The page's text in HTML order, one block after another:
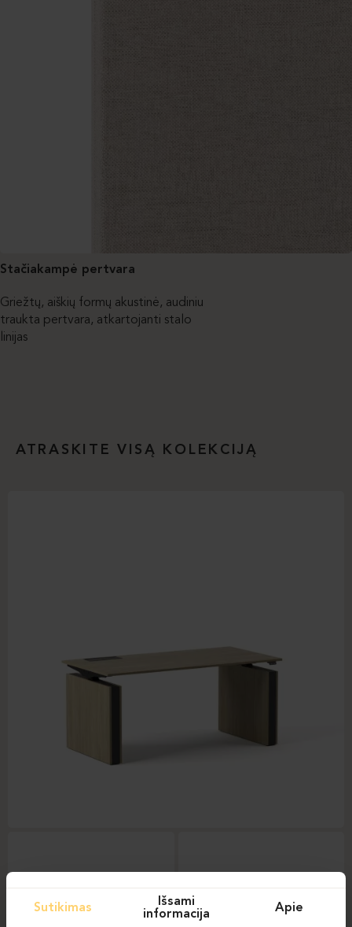
Stačiakampė pertvara
Griežtų, aiškių formų akustinė, audiniu
traukta pertvara, atkartojanti stalo
linijas
ATRASKITE VISĄ KOLEKCIJĄ
Sutikimas
Išsami
informacija
Apie